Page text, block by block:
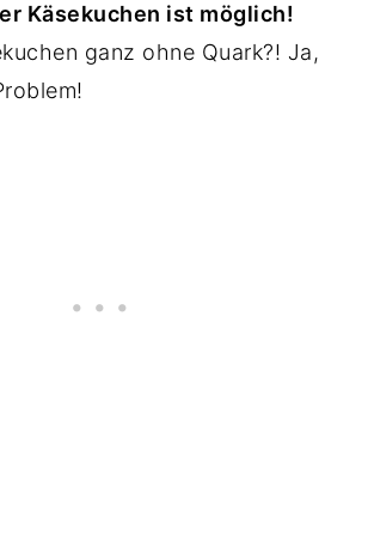
Käsekuchen ist möglich!
ganz ohne Quark?! Ja,